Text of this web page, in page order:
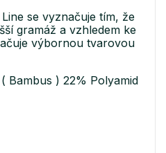
se vyznačuje tím, že
gramáž a vzhledem ke
výbornou tvarovou
Bambus ) 22% Polyamid